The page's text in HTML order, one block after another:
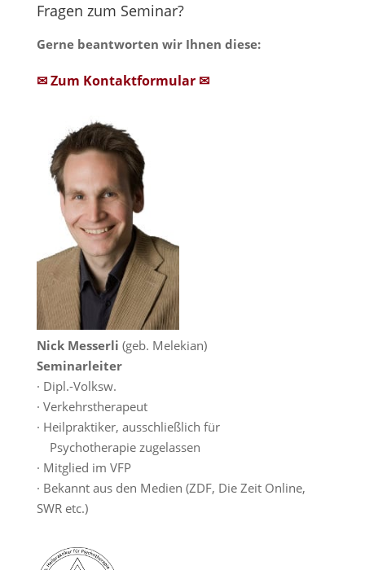
Fragen zum Seminar?
Gerne beantworten wir Ihnen diese:
✉ Zum Kontaktformular ✉
Nick Messerli (geb. Melekian)
Seminarleiter
· Dipl.-Volksw.
· Verkehrstherapeut
· Heilpraktiker, ausschließlich für
Psychotherapie zugelassen
· Mitglied im VFP
· Bekannt aus den Medien (ZDF, Die Zeit Online,
SWR etc.)